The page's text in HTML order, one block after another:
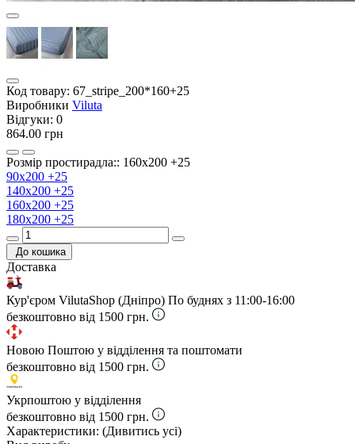
Код товару: 67_stripe_200*160+25
Виробники Viluta
Відгуки: 0
864.00 грн
Розмір простирадла:: 160х200 +25
90х200 +25
140х200 +25
160х200 +25
180х200 +25
До кошика
Доставка
Кур'єром VilutaShop (Дніпро) По буднях з 11:00-16:00
безкоштовно від 1500 грн.
Новою Поштою у відділення та поштомати
безкоштовно від 1500 грн.
Укрпоштою у відділення
безкоштовно від 1500 грн.
Характеристики: (Дивитись усі)